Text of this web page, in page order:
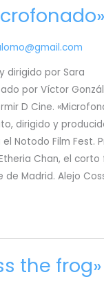
dirigido por Sara
por Víctor
D Cine.
dirigido y
Notodo Film Fest.
Chan, el
de Madrid. Alejo
the frog»